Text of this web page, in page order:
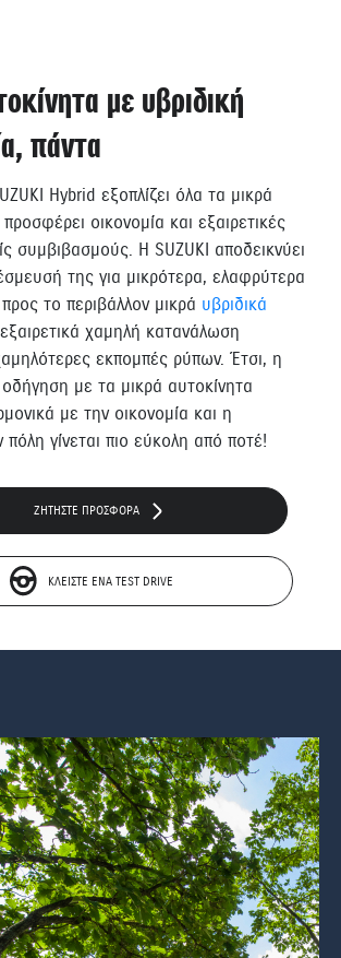
με υβριδική
πάντα
Hybrid εξοπλίζει όλα τα μικρά
οικονομία και εξαιρετικές
συμβιβασμούς. Η SUZUKI αποδεικνύει
της για μικρότερα, ελαφρύτερα
το περιβάλλον μικρά υβριδικά
χαμηλή κατανάλωση
εκπομπές ρύπων. Έτσι, η
με τα μικρά αυτοκίνητα
με την οικονομία και η
πόλη γίνεται πιο εύκολη από ποτέ!
ΖΗΤΗΣΤΕ ΠΡΟΣΦΟΡΑ
ΚΛΕIΣΤΕ EΝΑ ΤEST DRIVE